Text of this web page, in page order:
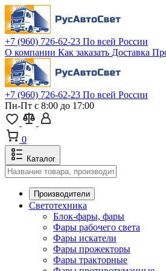
+7 (960) 726-62-23 По всей России
О компании Как заказать Доставка
+7 (960) 726-62-23 По всей России
Пн-Пт с 8:00 до 17:00
0
Каталог
Производители
Светотехника
Блок-фары, фары
Фары рабочего света
Фары искатели
Фары прожекторы
Фары тракторные